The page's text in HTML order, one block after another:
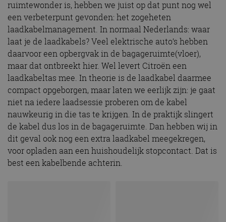
ruimtewonder is, hebben we juist op dat punt nog wel
een verbeterpunt gevonden: het zogeheten
laadkabelmanagement. In normaal Nederlands: waar
laat je de laadkabels? Veel elektrische auto’s hebben
daarvoor een opbergvak in de bagageruimte(vloer),
maar dat ontbreekt hier. Wel levert Citroën een
laadkabeltas mee. In theorie is de laadkabel daarmee
compact opgeborgen, maar laten we eerlijk zijn: je gaat
niet na iedere laadsessie proberen om de kabel
nauwkeurig in die tas te krijgen. In de praktijk slingert
de kabel dus los in de bagageruimte. Dan hebben wij in
dit geval ook nog een extra laadkabel meegekregen,
voor opladen aan een huishoudelijk stopcontact. Dat is
best een kabelbende achterin.